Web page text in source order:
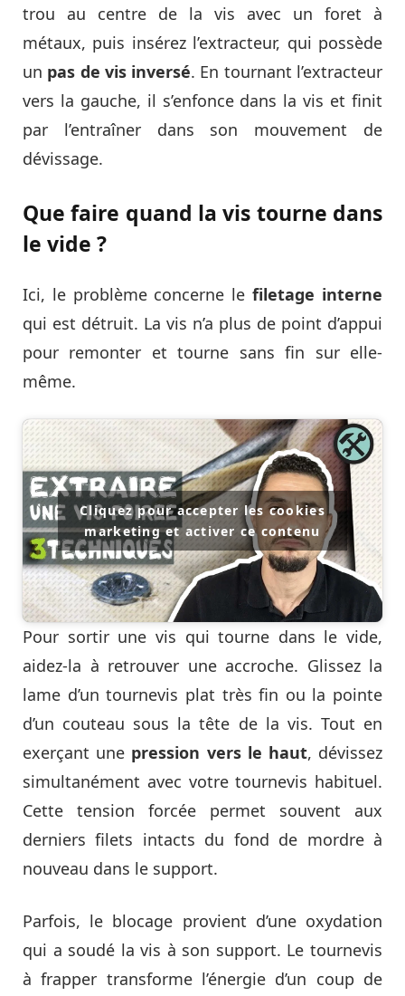
trou au centre de la vis avec un foret à
métaux, puis insérez l’extracteur, qui possède
un pas de vis inversé. En tournant l’extracteur
vers la gauche, il s’enfonce dans la vis et finit
par l’entraîner dans son mouvement de
dévissage.
Que faire quand la vis tourne dans
le vide ?
Ici, le problème concerne lefiletage interne
qui est détruit. La vis n’a plus de point d’appui
pour remonter et tourne sans fin sur elle-
même.
Cliquez pour accepter les cookies
marketing et activer ce contenu
Pour sortir une vis qui tourne dans le vide,
aidez-la à retrouver une accroche. Glissez la
lame d’un tournevis plat très fin ou la pointe
d’un couteau sous la tête de la vis. Tout en
exerçant une pression vers le haut, dévissez
simultanément avec votre tournevis habituel.
Cette tension forcée permet souvent aux
derniers filets intacts du fond de mordre à
nouveau dans le support.
Parfois, le blocage provient d’une oxydation
qui a soudé la vis à son support. Le tournevis
à frapper transforme l’énergie d’un coup de